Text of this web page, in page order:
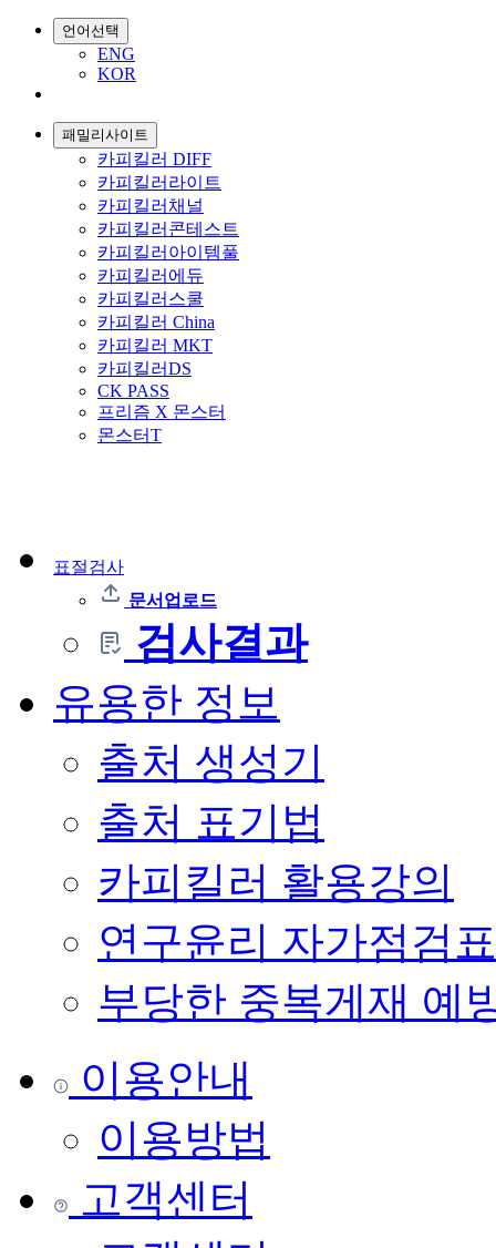
언어선택
ENG
KOR
패밀리사이트
카피킬러 DIFF
카피킬러라이트
카피킬러채널
카피킬러콘테스트
카피킬러아이템풀
카피킬러에듀
카피킬러스쿨
카피킬러 China
카피킬러 MKT
카피킬러DS
CK PASS
프리즘 X 몬스터
몬스터T
표절검사
문서업로드
검사결과
유용한 정보
출처 생성기
출처 표기법
카피킬러 활용강의
연구윤리 자가점검표
부당한 중복게재 예
이용안내
이용방법
고객센터